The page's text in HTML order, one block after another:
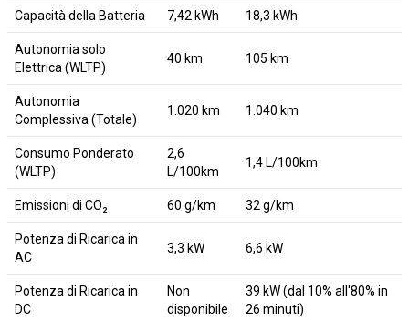
Capacità della Batteria 7,42 kWh 18,3 kWh
Autonomia solo
Elettrica (WLTP)
40 km 105 km
Autonomia
Complessiva (Totale)
1.020 km 1.040 km
Consumo Ponderato
(WLTP)
2,6
L/100km
1,4 L/100km
Emissioni di CO₂ 60 g/km 32 g/km
Potenza di Ricarica in
AC
3,3 kW 6,6 kW
Potenza di Ricarica in
DC
Non
disponibile
39 kW (dal 10% all'80% in
26 minuti)